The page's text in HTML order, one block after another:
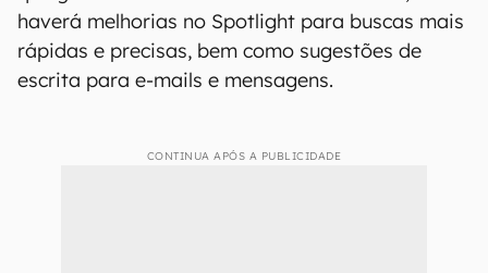
haverá melhorias no Spotlight para buscas mais
rápidas e precisas, bem como sugestões de
escrita para e-mails e mensagens.
CONTINUA APÓS A PUBLICIDADE